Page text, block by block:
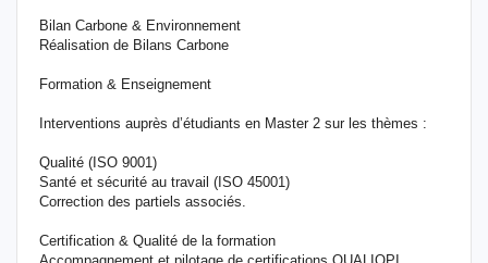
Bilan Carbone & Environnement
Réalisation de Bilans Carbone
Formation & Enseignement
Interventions auprès d’étudiants en Master 2 sur les thèmes :
Qualité (ISO 9001)
Santé et sécurité au travail (ISO 45001)
Correction des partiels associés.
Certification & Qualité de la formation